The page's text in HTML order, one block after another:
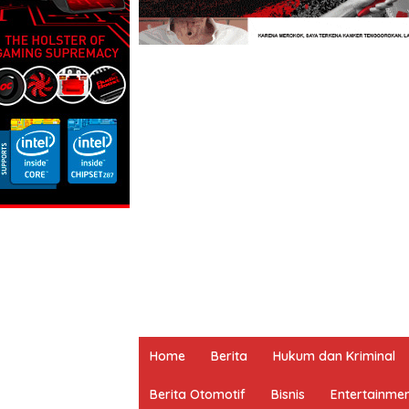
Home Berita Hukum dan Kriminal
Berita Otomotif Bisnis